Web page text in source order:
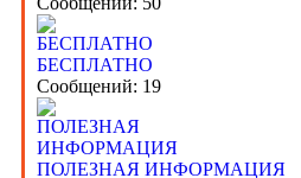
БЕСПЛАТНО
Сообщений: 19
ПОЛЕЗНАЯ ИНФОРМАЦИЯ